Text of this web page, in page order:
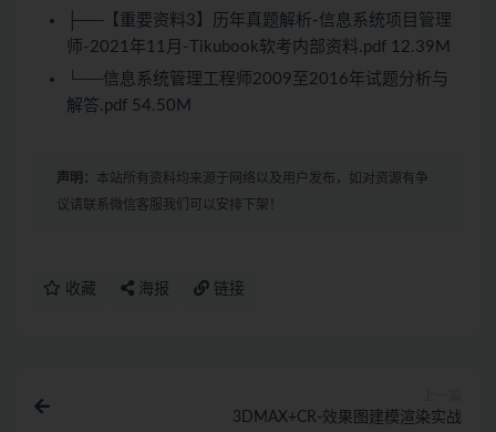
├──【重要资料3】历年真题解析-信息系统项目管理
师-2021年11月-Tikubook软考内部资料.pdf 12.39M
└──信息系统管理工程师2009至2016年试题分析与
解答.pdf 54.50M
声明： 本站所有资料均来源于网络以及用户发布，如对资源有争
议请联系微信客服我们可以安排下架！
收藏 海报 链接
3DMAX+CR-效果图建模渲染实战